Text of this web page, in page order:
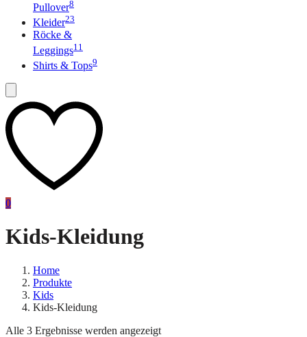
Pullover8
Kleider23
Röcke &
Leggings11
Shirts & Tops9
0
Kids-Kleidung
Home
Produkte
Kids
Kids-Kleidung
Alle 3 Ergebnisse werden angezeigt